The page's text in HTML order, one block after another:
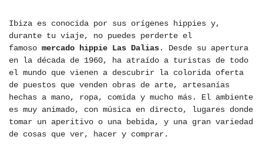
Ibiza es conocida por sus orígenes hippies y,
durante tu viaje, no puedes perderte el
famoso mercado hippie Las Dalias. Desde su apertura
en la década de 1960, ha atraído a turistas de todo
el mundo que vienen a descubrir la colorida oferta
de puestos que venden obras de arte, artesanías
hechas a mano, ropa, comida y mucho más. El ambiente
es muy animado, con música en directo, lugares donde
tomar un aperitivo o una bebida, y una gran variedad
de cosas que ver, hacer y comprar.